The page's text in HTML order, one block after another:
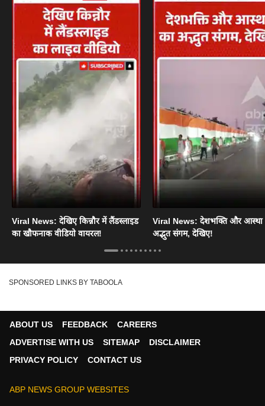
Viral News: देखिए किन्नौर में लैंडस्लाइड
का खौफनाक वीडियो वायरल!
Viral News: देशभक्ति और आस्था
अद्भुत संगम, देखिए!
SPONSORED LINKS BY TABOOLA
ABOUT US FEEDBACK
CAREERS
ADVERTISE WITH US
SITEMAP
DISCLAIMER
PRIVACY POLICY
CONTACT US
ABP NEWS GROUP WEBSITES